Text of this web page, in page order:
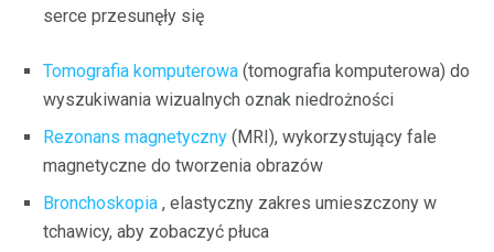
serce przesunęły się
Tomografia komputerowa (tomografia komputerowa) do
wyszukiwania wizualnych oznak niedrożności
Rezonans magnetyczny (MRI), wykorzystujący fale
magnetyczne do tworzenia obrazów
Bronchoskopia , elastyczny zakres umieszczony w
tchawicy, aby zobaczyć płuca